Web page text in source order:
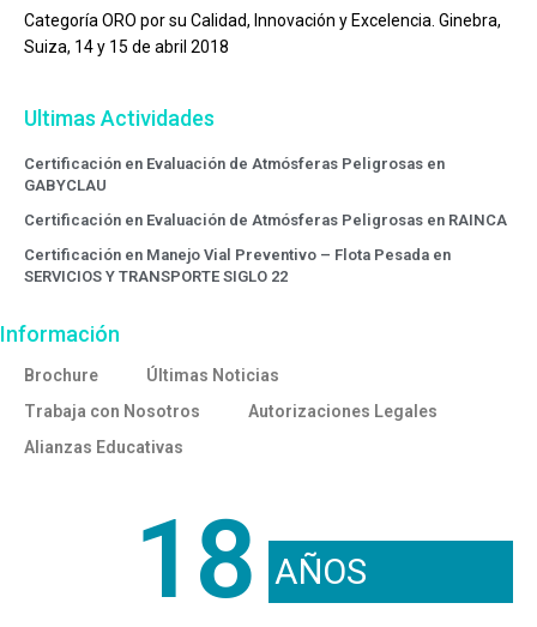
Categoría ORO por su Calidad, Innovación y Excelencia. Ginebra,
Suiza, 14 y 15 de abril 2018
Ultimas Actividades
Certificación en Evaluación de Atmósferas Peligrosas en
GABYCLAU
Certificación en Evaluación de Atmósferas Peligrosas en RAINCA
Certificación en Manejo Vial Preventivo – Flota Pesada en
SERVICIOS Y TRANSPORTE SIGLO 22
Información
Brochure
Últimas Noticias
Trabaja con Nosotros
Autorizaciones Legales
Alianzas Educativas
18 AÑOS